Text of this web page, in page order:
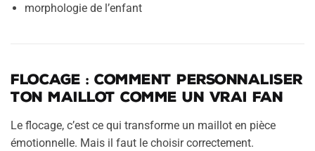
morphologie de l’enfant
Flocage : comment personnaliser
ton maillot comme un vrai fan
Le flocage, c’est ce qui transforme un maillot en pièce
émotionnelle. Mais il faut le choisir correctement.